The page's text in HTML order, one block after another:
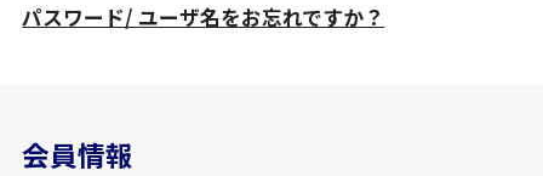
パスワード/ ユーザ名をお忘れですか？
会員情報